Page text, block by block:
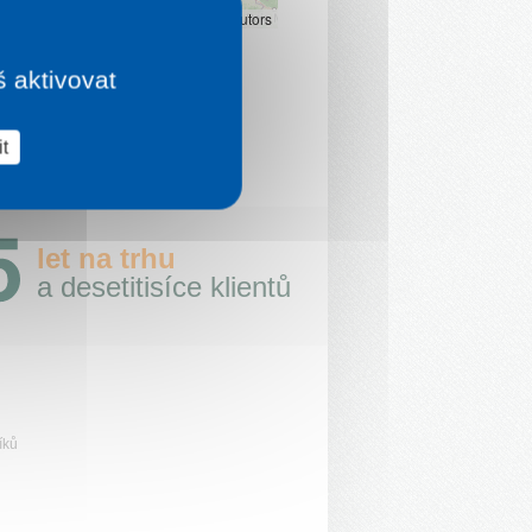
contributors
let na trhu
a desetitisíce klientů
aktivovat